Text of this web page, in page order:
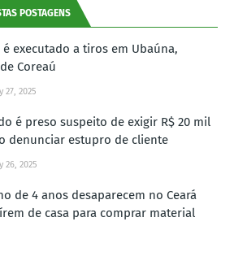
POSTAGENS
é executado a tiros em Ubaúna,
Coreaú
27, 2025
é preso suspeito de exigir R$ 20 mil
denunciar estupro de cliente
26, 2025
de 4 anos desaparecem no Ceará
de casa para comprar material